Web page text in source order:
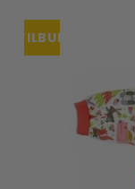
TILBUD